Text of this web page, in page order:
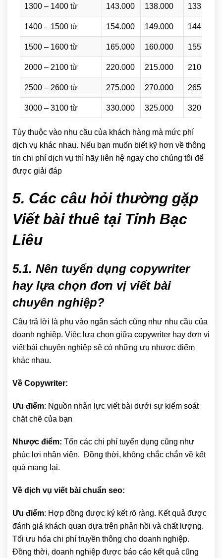
1300 – 1400 từ 143.000 138.000 133.000
1400 – 1500 từ 154.000 149.000 144.000
1500 – 1600 từ 165.000 160.000 155.000
2000 – 2100 từ 220.000 215.000 210.000
2500 – 2600 từ 275.000 270.000 265.000
3000 – 3100 từ 330.000 325.000 320.000
Tùy thuộc vào nhu cầu của khách hàng mà mức phí
dịch vụ khác nhau. Nếu bạn muốn biết kỹ hơn về thông
tin chi phí dịch vụ thì hãy liên hệ ngay cho chúng tôi để
được giải đáp
5. Các câu hỏi thường gặp
Viết bài thuê tại Tỉnh Bạc
Liêu
5.1. Nên tuyển dụng copywriter
hay lựa chọn đơn vị viết bài
chuyên nghiệp?
Câu trả lời là phụ vào ngân sách cũng như nhu cầu của
doanh nghiệp. Việc lựa chọn giữa copywriter hay đơn vị
viết bài chuyên nghiệp sẽ có những ưu nhược điểm
khác nhau.
Về Copywriter:
Ưu điểm: Nguồn nhân lực viết bài dưới sự kiểm soát
chặt chẽ của bạn
Nhược điểm: Tốn các chi phí tuyển dụng cũng như
phúc lợi nhân viên. Đồng thời, không chắc chắn về kết
quả mang lại.
Về dịch vụ viết bài chuẩn seo:
Ưu điểm: Hợp đồng được ký kết rõ ràng. Kết quả được
đánh giá khách quan dựa trên phản hồi và chất lượng.
Tối ưu hóa chi phí truyền thông cho doanh nghiệp.
Đồng thời, doanh nghiệp được báo cáo kết quả cũng